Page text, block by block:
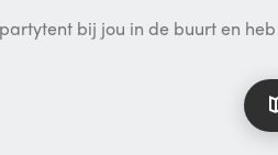
bij jou in de buurt en